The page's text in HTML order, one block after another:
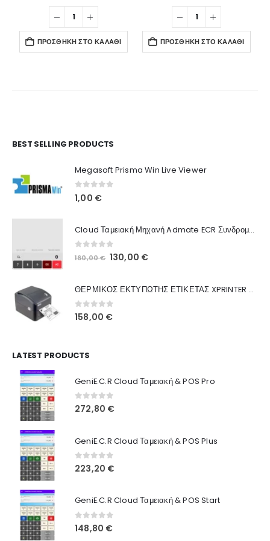
ΠΡΟΣΘΉΚΗ ΣΤΟ ΚΑΛΆΘΙ ΠΡΟΣΘΉΚΗ ΣΤΟ ΚΑΛΆΘΙ
BEST SELLING PRODUCTS
Megasoft Prisma Win Live Viewer
0 out of 5
1,00 €
Cloud Ταμειακή Μηχανή Admate ECR Συνδρομή 12 μηνών
out of 5
160,00€ Original
160,00 €.
130,00 €Η
είναι:
ΘΕΡΜΙΚΟΣ ΕΚΤΥΠΩΤΗΣ ΕΤΙΚΕΤΑΣ XPRINTER XP-420B
0out of 5
158,00 €
LATEST PRODUCTS
GeniE.C.R Cloud Ταμειακή & POS Pro
0out of 5
272,80 €
GeniE.C.R Cloud Ταμειακή & POS Plus
0out of 5
223,20 €
GeniE.C.R Cloud Ταμειακή & POS Start
0out of 5
148,80 €
Ο Λογαριασμός μου
Στοιχεία λογαριασμού
Παραγγελίες
Πληροφορίες Καταστήματος
Ποιοι Είμαστε
Γιατί Εμάς
Blog
Όροι Χρήσης
Τρόποι Αγοράς
Τρόποι Πληρωμής
Τρόποι Αποστολής
Ασφάλεια Πληρωμών
© INTEPROF 2025